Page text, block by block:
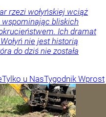
rzezi wołyńskiej wciąż
wspominając bliskich
Ich dramat
nie jest historią
do dziś nie została
Tylko u NasTygodnik Wprost